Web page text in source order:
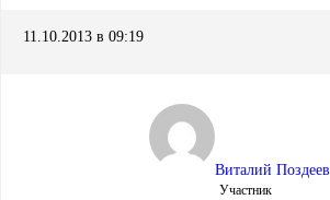
11.10.2013 в 09:19
Виталий Поздеев
Участник